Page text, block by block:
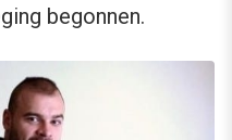
begonnen.